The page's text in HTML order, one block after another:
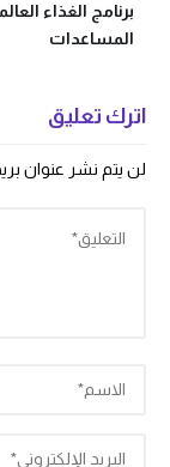
برنامج الغذاء
المساعدات
اترك تعليق
لن يتم نشر عنوان